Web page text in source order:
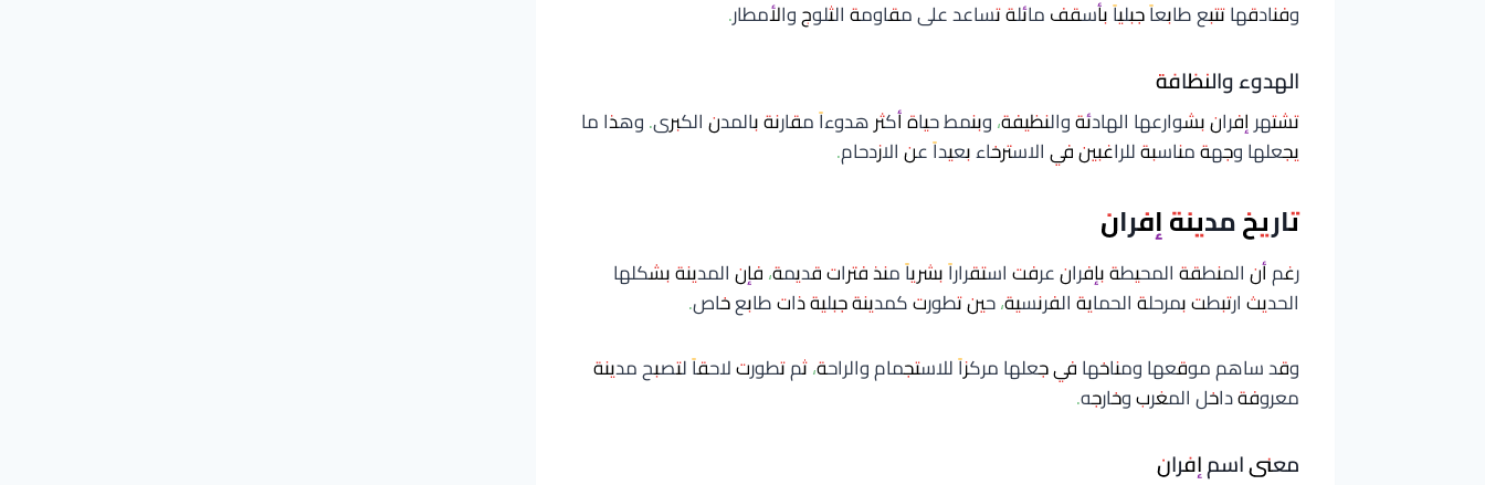
وفنادقها تتبع طابعاً جبلياً بأسقف مائلة تساعد على مقاومة الثلوج والأمطار.
الهدوء والنظافة
تشتهر إفران بشوارعها الهادئة والنظيفة، وبنمط حياة أكثر هدوءاً مقارنة بالمدن الكبرى. وهذا ما
يجعلها وجهة مناسبة للراغبين في الاسترخاء بعيداً عن الازدحام.
تاريخ مدينة إفران
رغم أن المنطقة المحيطة بإفران عرفت استقراراً بشرياً منذ فترات قديمة، فإن المدينة بشكلها
الحديث ارتبطت بمرحلة الحماية الفرنسية، حين تطورت كمدينة جبلية ذات طابع خاص.
وقد ساهم موقعها ومناخها في جعلها مركزاً للاستجمام والراحة، ثم تطورت لاحقاً لتصبح مدينة
معروفة داخل المغرب وخارجه.
معنى اسم إفران